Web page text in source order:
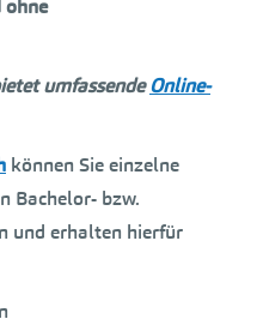
ohne
umfassendeOnline-
können Sie einzelne
Bachelor- bzw.
und erhalten hierfür